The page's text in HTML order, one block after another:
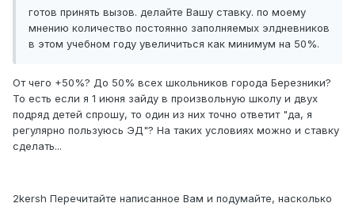
готов принять вызов. делайте Вашу ставку. по моему
мнению количество постоянно заполняемых элдневников
в этом учебном году увеличиться как минимум на 50%.
От чего +50%? До 50% всех школьников города Березники?
То есть если я 1 июня зайду в произвольную школу и двух
подряд детей спрошу, то один из них точно ответит "да, я
регулярно пользуюсь ЭД"? На таких условиях можно и ставку
сделать...
2kersh Перечитайте написанное Вам и подумайте, насколько